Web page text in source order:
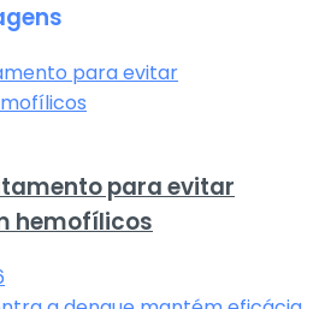
para evitar
hemofílicos